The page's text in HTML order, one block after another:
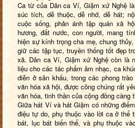
Ca từ của Dân ca Ví, Giặm xứ Nghệ
súc tích, dễ thuộc, dễ nhớ, dễ hát;
cuộc sống, phản ánh tập quán xã
hương, đất nước, con người, mang
hiện sự kính trọng cha mẹ, chung
giữ các tập tục, truyền thống tốt đẹp
xã. Dân ca Ví, Giặm xứ Nghệ còn là
liệu cho các tác phẩm âm nhạc, ca
diễn ở sân khấu, trong các phong
văn hóa xã hội, được công chúng rất
văn hóa, tinh thần của cộng đồng càng
Giữa hát Ví và hát Giặm có những
điệu tự do, phụ thuộc vào lời ca ở thể
bát, lục bát biến thể, và phụ thuộc